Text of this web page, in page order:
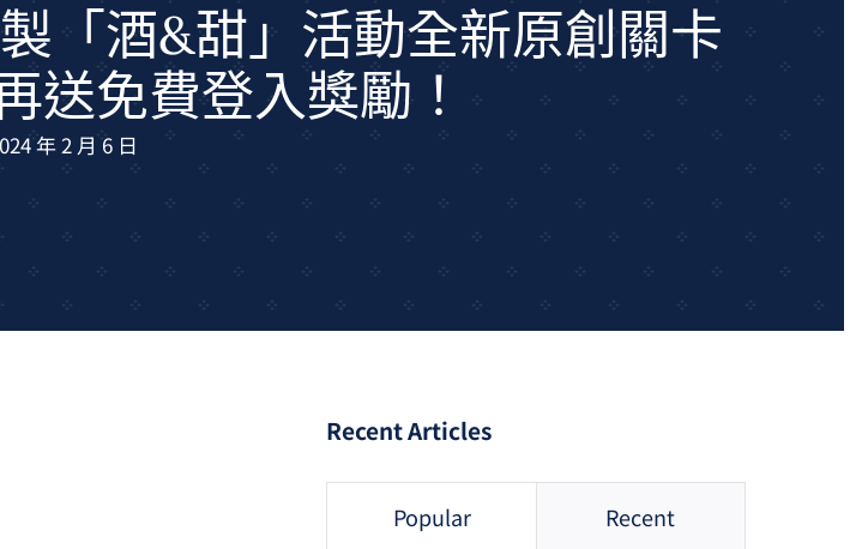
「酒&甜」活動全新原創關卡
送免費登入獎勵！
年 2 月 6 日
Recent Articles
Popular Recent